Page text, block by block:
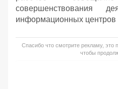
совершенствования
информационных центров
Спасибо что смотрите рекламу, это
чтобы